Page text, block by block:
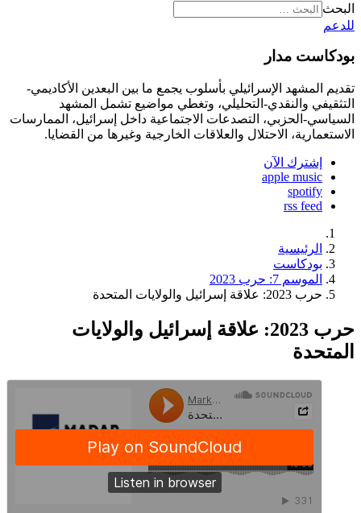
البحث
للدعم
بودكاست مدار
تقديم المشهد الإسرائيلي بأسلوب يجمع ما بين البعدين الأكاديمي-
التثقيفي والنقدي-التحليلي، وتغطي مواضيع تشمل المشهد
السياسي-الحزبي، التصدعات الاجتماعية داخل إسرائيل، الممارسات
الاستعمارية، الاحتلال والعلاقات الخارجية وغيرها من القضايا.
إشترك الآن
apple music
spotify
rss feed
الرئيسية
بودكاست
الموسم 7: حرب 2023
حرب 2023: علاقة إسرائيل والولايات المتحدة
حرب 2023: علاقة إسرائيل والولايات
المتحدة